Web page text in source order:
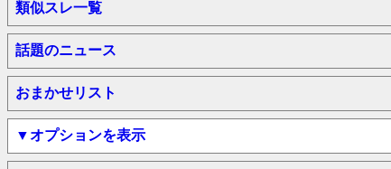
類似スレ一覧
話題のニュース
おまかせリスト
▼オプションを表示